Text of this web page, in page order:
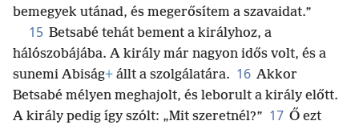
bemegyek utánad, és megerősítem a szavaidat.”
15 Betsabé tehát bement a királyhoz, a
hálószobájába. A király már nagyon idős volt, és a
sunemi Abiság+ állt a szolgálatára. 16 Akkor
Betsabé mélyen meghajolt, és leborult a király előtt.
A király pedig így szólt: „Mit szeretnél?” 17 Ő ezt